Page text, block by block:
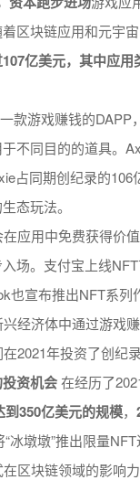
区块链应用和元宇
亿美元，其中应用
款游戏赚钱的
不同目的的道具。
占同期创纪录的106
态玩法。
应用中免费获得价
场。支付宝上线NFT
也宣布推出NFT系
经济体中通过游戏
2021年投资了创纪
资机会在经历了
到350亿美元的规模，
冰墩墩”推出限量
区块链领域的影响